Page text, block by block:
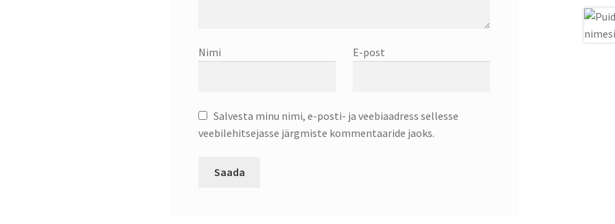
Nimi E-post
Salvesta minu nimi, e-posti- ja veebiaadress sellesse
veebilehitsejasse järgmiste kommentaaride jaoks.